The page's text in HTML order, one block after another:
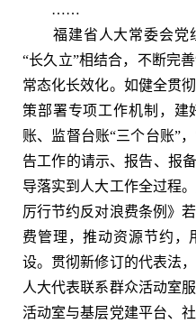
……
福建省人大常委会党
“长久立”相结合，不断完
常态化长效化。如健全贯
策部署专项工作机制，建
账、监督台账“三个台账”
告工作的请示、报告、报
导落实到人大工作全过程
厉行节约反对浪费条例》
费管理，推动资源节约，
设。贯彻新修订的代表法
人大代表联系群众活动室
活动室与基层党建平台、